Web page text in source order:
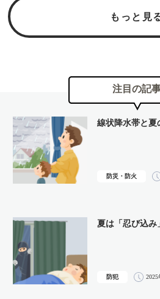
2025年04月04日
クイッシングの手口と対策 AI詐
2025年01月10日
偽セキュリティ警告に注意！「サポ
スマ
2024年06月21日
SNS型詐欺、SNS報酬トラブルの実
フェ
2024年03月01日
フィッシング詐欺対策 ウェ
ネットセキュリティ
家庭
2022年10月07日
IoT家電のセキュリティ対策
もっと見
注目の記
防災・防火
線状降水帯と夏
防犯 2025
夏は「忍び込み